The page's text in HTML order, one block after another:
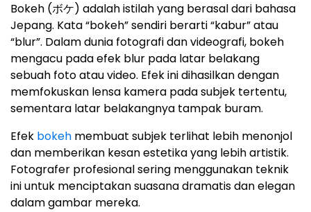
Bokeh (ボケ) adalah istilah yang berasal dari bahasa
Jepang. Kata “bokeh” sendiri berarti “kabur” atau
“blur”. Dalam dunia fotografi dan videografi, bokeh
mengacu pada efek blur pada latar belakang
sebuah foto atau video. Efek ini dihasilkan dengan
memfokuskan lensa kamera pada subjek tertentu,
sementara latar belakangnya tampak buram.
Efek bokeh membuat subjek terlihat lebih menonjol
dan memberikan kesan estetika yang lebih artistik.
Fotografer profesional sering menggunakan teknik
ini untuk menciptakan suasana dramatis dan elegan
dalam gambar mereka.